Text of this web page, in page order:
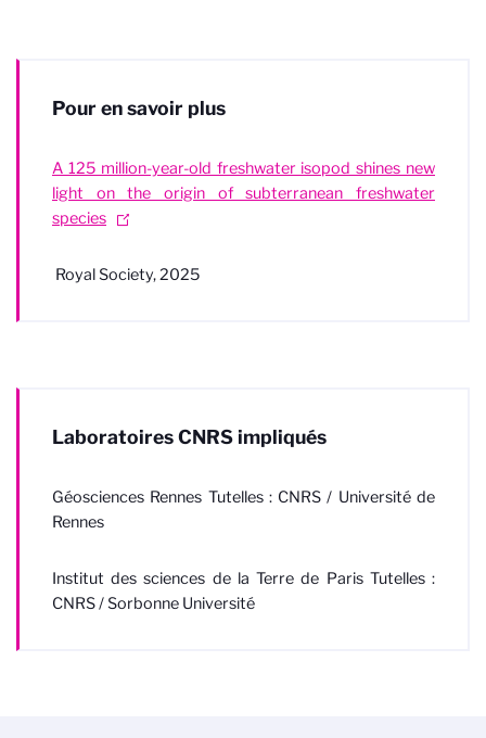
Pour en savoir plus
A 125 million-year-old freshwater isopod shines new
light on the origin of subterranean freshwater
species
Royal Society, 2025
Laboratoires CNRS impliqués
Géosciences Rennes Tutelles : CNRS / Université de
Rennes
Institut des sciences de la Terre de Paris Tutelles :
CNRS / Sorbonne Université